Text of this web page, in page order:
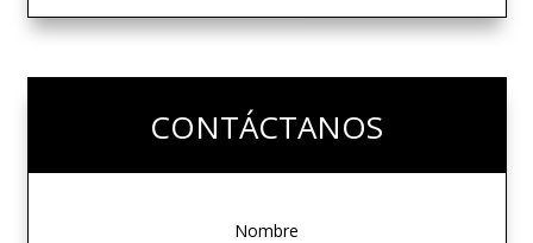
CONTÁCTANOS
Nombre